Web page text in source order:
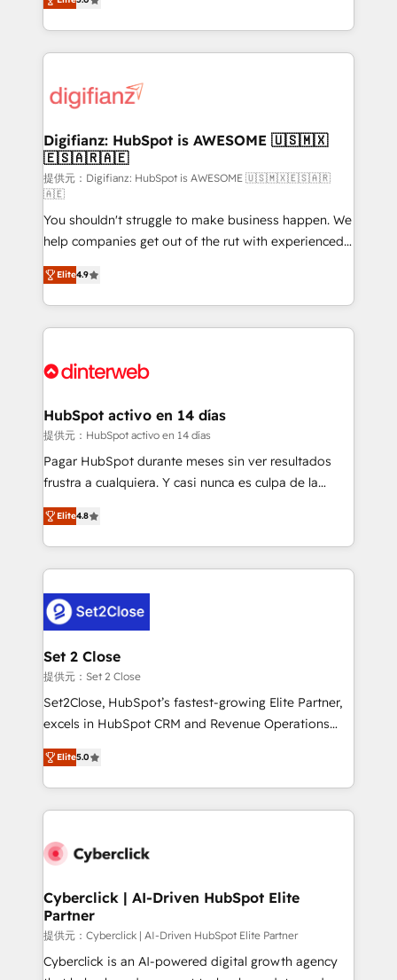
is there for you to: - Grow revenue, and run your
business more efficiently - Build stronger
more people - Get the most out of your HubSpot
investment
maximise their return from digital and fuel their
growth. We modernise platforms, streamline
operations that are causing inefficiencies, improve
supercharge revenue operations Key services: • CRM
Transformation / Web Development • RevOps &
Sales Consulting • Marketing Automation What
makes us different? 🚀 Top 0.5% of global HubSpot
agencies ⚙️ The strongest technical ability and
integration capabilities 💼 Consultative, long-term
partners who will embed ourselves into your
business, processes and systems 🏢 We specialise in
working with mid-market and enterprise
organisations, global organisations and those with
complex use cases 🏆 CRM Implementation,
Onboarding Accredited 🔐 ISO27001 & ISO9001
Digifianz: HubSpot is AWESOME 🇺🇸🇲🇽
🇪🇸🇦🇷🇦🇪
提供元：Digifianz: HubSpot is AWESOME 🇺🇸🇲🇽🇪🇸🇦🇷
🇦🇪
You shouldn't struggle to make business happen. We
help companies get out of the rut with experienced,
process-oriented teams implementing HubSpot
Marketing, Sales, Service, CMS and Operations Hub,
so selling and actually engaging with your customers
feels easy and pain-free. We are a top ranked
and Customer First Awards, 4.9/5 rating in HubSpot
helps the following industries: logistics & 3PL, home
improvement & construction, branding and
commercialization, real estate, health, education,
SaaS, Software Dev & IT and consulting, make the
the United States, EU, UAE, Mexico and Latin
America. From casual user to super fan: make
Elite4.9
HubSpot activo en 14 días
提供元：HubSpot activo en 14 días
Pagar HubSpot durante meses sin ver resultados
frustra a cualquiera. Y casi nunca es culpa de la
herramienta: es del enfoque con el que se
implementó. Trabajamos con un catálogo de +80
casos de uso: cada uno resuelve un problema
concreto de tu operación en HubSpot. La entrega
en paralelo cuando tiene sentido, y siempre
confirmamos resultados antes de seguir avanzando.
Empiezas a ver resultados antes de que termine el
mes. 🏆 HubSpot Partner of the Year 2022, máximo
reconocimiento del ecosistema. Elite Solutions
Partner, el nivel más alto. +700 clientes
Hospital ABC, Hogares Unión, Yves Rocher,
MacStore, Café Britt, Bella Piel, confiaron en
respuestas para empezar. Te ayudamos a identificar
el primer caso de uso que más impacto te dará.
días.
Elite4.8
Set 2 Close
提供元：Set 2 Close
Set2Close, HubSpot’s fastest-growing Elite Partner,
excels in HubSpot CRM and Revenue Operations
(RevOps) services to boost B2B sales and growth.
As a top HubSpot Elite Partner, we specialize in
custom HubSpot CRM solutions. Our experts design,
implement, and optimize systems to enhance user
marketing, and service teams. From setup to
management, and speed up deal closures. With 500+
projects completed, our Agile approach ensures your
HubSpot CRM drives measurable results. Our
RevOps services align your sales, marketing, and
Elite5.0
Cyberclick | AI-Driven HubSpot Elite
Partner
提供元：Cyberclick | AI-Driven HubSpot Elite Partner
Cyberclick is an AI-powered digital growth agency